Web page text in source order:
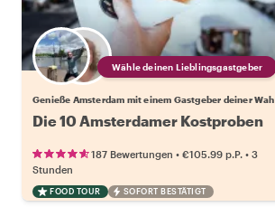
Wähle deinen Lieblingsgastgeber
Genieße Amsterdam mit einem Gastgeber deiner Wahl
Die 10 Amsterdamer Kostproben
187 Bewertungen • €105.99 p.P. • 3
Stunden
FOOD TOUR SOFORT BESTÄTIGT